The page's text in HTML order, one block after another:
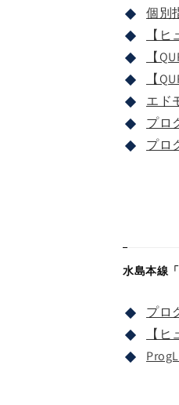
個別
【
【
【
エド
プロ
プロ
水島本線
プロ
【